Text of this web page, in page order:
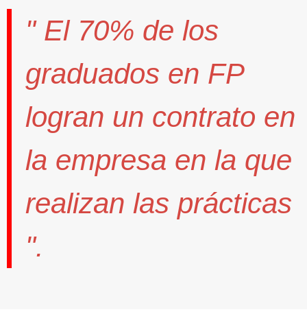
" El 70% de los
graduados en FP
logran un contrato en
la empresa en la que
realizan las prácticas
".